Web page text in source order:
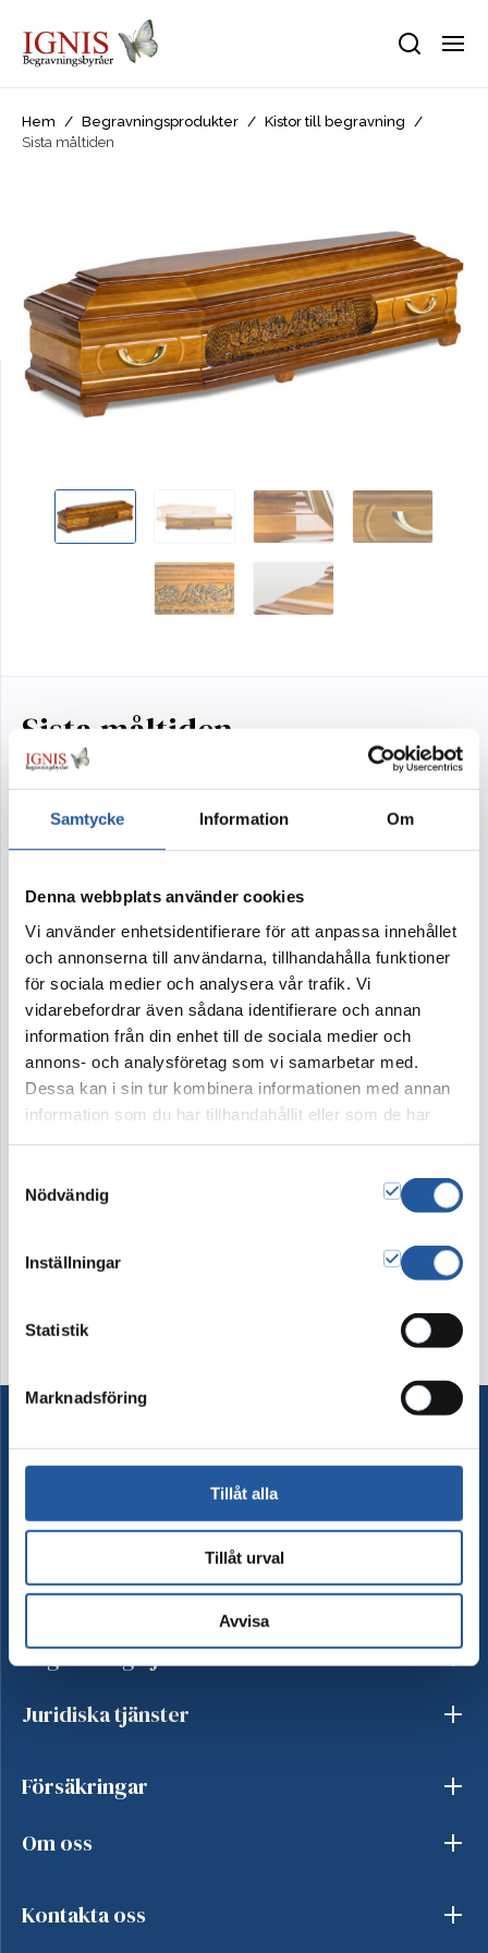
Samtycke Information Om
Denna webbplats använder cookies
Vi använder enhetsidentifierare för att anpassa innehållet
och annonserna till användarna, tillhandahålla funktioner
för sociala medier och analysera vår trafik. Vi
vidarebefordrar även sådana identifierare och annan
information från din enhet till de sociala medier och
annons- och analysföretag som vi samarbetar med.
Dessa kan i sin tur kombinera informationen med annan
information som du har tillhandahållit eller som de har
Nödvändig
Inställningar
Statistik
Marknadsföring
Tillåt alla
Tillåt urval
Avvisa
Hem / Begravningsprodukter / Kistor till begravning /
Sista måltiden
Sista måltiden
Kista i Poppel med utfräst motiv av Jesu sista
eleganta guldfärgade metallhandtag.
Tyginredning i form av madrass, kudde samt
klassiskt noppat täcke med överlakansflik i
bomull. Oklätt lock.
19.800 kr
kontakta kundtjänst på tel 08-15 16 60
Ordna begravning
Besök begravning
Begravningsprodukter
Begravningstjänster
Juridiska tjänster
Försäkringar
Om oss
Kontakta oss